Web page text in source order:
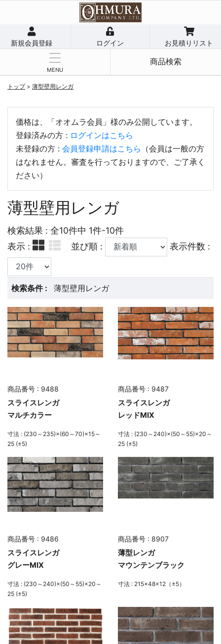
新規会員登録 ログイン お見積りリスト
MENU
商品検索
トップ> 薄型壁用レンガ
価格は、「オオムラ会員」様のみ公開しています。
登録済みの方 : ログインはこちら
未登録の方 : 会員登録申請はこちら （会員は一般の方
はなれません。審査を行っておりますので、ご了承く
ださい）
薄型壁用レンガ
検索結果 : 全10件中 1件-10件
表示 :
並び順 : 表示件数 :
検索条件 : 薄型壁用レンガ
商品番号 : 9488
スライスレンガ
マルチカラー
寸法 : (230～235)×(60～70)×15～
25 (±5)
商品番号 : 9487
スライスレンガ
レッドMIX
寸法 : (230～240)×(50～55)×20～
25 (±5)
商品番号 : 9486
スライスレンガ
グレーMIX
寸法 : (230～240)×(50～55)×20～
25 (±5)
商品番号 : 8907
薄型レンガ
マウンテンブラック
寸法 : 215×48×12（±5）